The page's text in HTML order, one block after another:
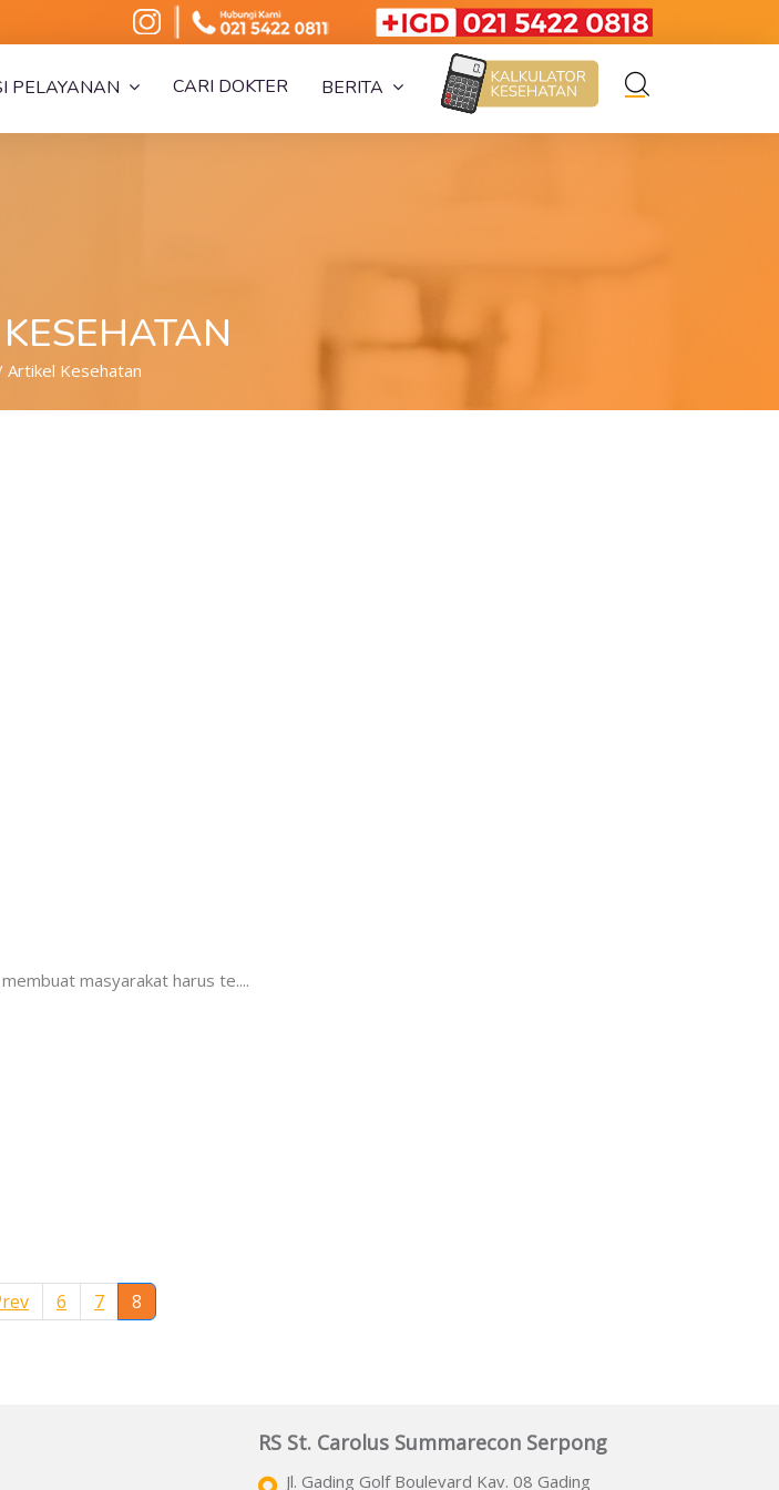
BERITA
CARI DOKTER
PELAYANAN
Artikel Kesehatan
masyarakat harus te....
6 7 8
RS St. Carolus Summarecon Serpong
Jl. Gading Golf Boulevard Kav. 08 Gading